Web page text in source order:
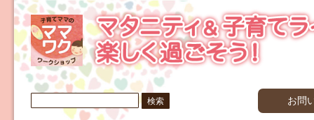
検
索: お問